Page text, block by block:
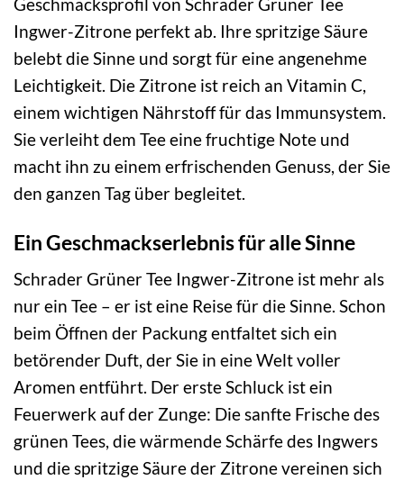
Ingwer-Zitrone perfekt ab. Ihre spritzige Säure
belebt die Sinne und sorgt für eine angenehme
Leichtigkeit. Die Zitrone ist reich an Vitamin C,
einem wichtigen Nährstoff für das Immunsystem.
Sie verleiht dem Tee eine fruchtige Note und
macht ihn zu einem erfrischenden Genuss, der Sie
den ganzen Tag über begleitet.
Ein Geschmackserlebnis für alle Sinne
Schrader Grüner Tee Ingwer-Zitrone ist mehr als
nur ein Tee – er ist eine Reise für die Sinne. Schon
beim Öffnen der Packung entfaltet sich ein
betörender Duft, der Sie in eine Welt voller
Aromen entführt. Der erste Schluck ist ein
Feuerwerk auf der Zunge: Die sanfte Frische des
grünen Tees, die wärmende Schärfe des Ingwers
und die spritzige Säure der Zitrone vereinen sich